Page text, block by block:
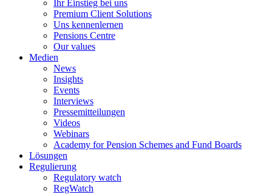
Ihr Einstieg bei uns
Premium Client Solutions
Uns kennenlernen
Pensions Centre
Our values
Medien
News
Insights
Events
Interviews
Pressemitteilungen
Videos
Webinars
Academy for Pension Schemes and Fund Boards
Lösungen
Regulierung
Regulatory watch
RegWatch